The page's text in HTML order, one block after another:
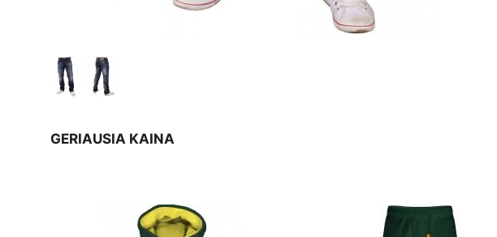
GERIAUSIA KAINA